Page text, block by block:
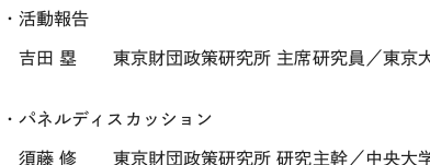
・活動報告
吉田 塁 東京財団政策研究所 主席研究員／東京大
・パネルディスカッション
須藤 修 東京財団政策研究所 研究主幹／中央大